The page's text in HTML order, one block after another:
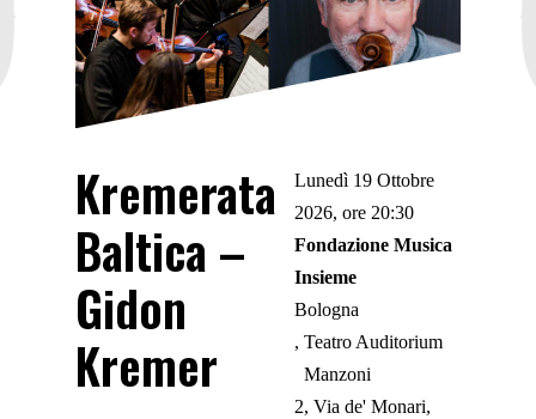
Kremerata
Baltica –
Gidon
Kremer
Lunedì 19 Ottobre
2026, ore 20:30
Fondazione Musica
Insieme
Bologna
Teatro Auditorium
Manzoni
2, Via de' Monari,